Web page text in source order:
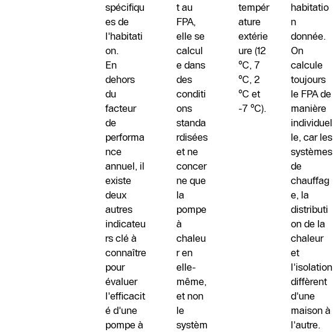
spécifiqu
es de
l'habitati
on.
En
dehors
du
facteur
de
performa
nce
annuel, il
existe
deux
autres
indicateu
rs clé à
connaître
pour
évaluer
l'efficacit
é d'une
pompe à
t au
FPA,
elle se
calcul
e dans
des
conditi
ons
standa
rdisées
et ne
concer
ne que
la
pompe
à
chaleu
r en
elle-
même,
et non
le
systèm
tempér
ature
extérie
ure (12
°C, 7
°C, 2
°C et
-7 °C).
habitatio
n
donnée.
On
calcule
toujours
le FPA de
manière
individuel
le, car les
systèmes
de
chauffag
e, la
distributi
on de la
chaleur
et
l'isolation
diffèrent
d'une
maison à
l'autre.